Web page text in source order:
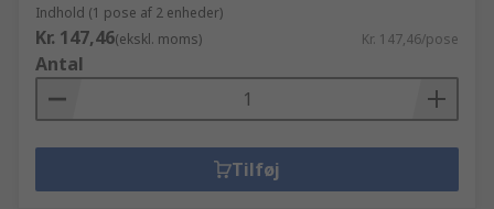
Indhold (1 pose af 2 enheder)
Kr. 147,46(ekskl. moms) Kr. 147,46/pose
Antal
Tilføj